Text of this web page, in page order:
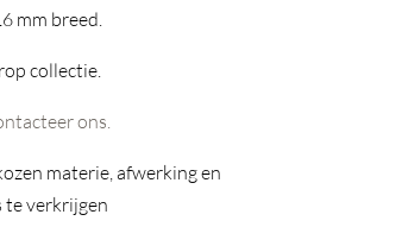
mm breed.
collectie.
ons.
materie, afwerking en
te verkrijgen